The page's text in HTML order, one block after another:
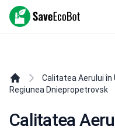
SaveEcoBot
Calitatea Aerului în
Regiunea Dniepropetrovsk
Calitatea